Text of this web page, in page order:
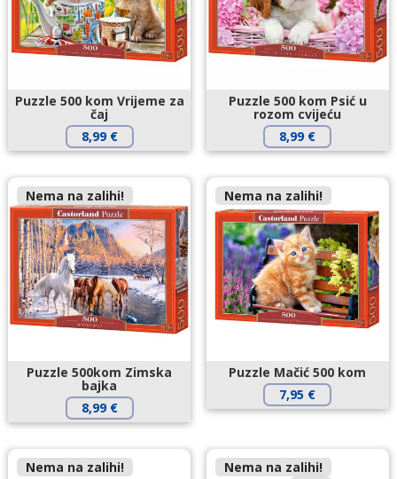
Puzzle 500 kom Vrijeme za
čaj
8,99 €
Puzzle 500 kom Psić u
rozom cvijeću
8,99 €
Nema na zalihi!
Puzzle 500kom Zimska
bajka
8,99 €
Nema na zalihi!
Puzzle Mačić 500 kom
7,95 €
Nema na zalihi! Nema na zalihi!